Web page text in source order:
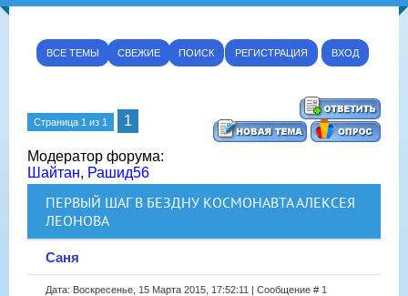
ВСЕ ТЕМЫ СВЕЖИЕ ПОИСК РЕГИСТРАЦИЯ ВХОД
Страница 1 из 1 1
Модератор форума:
Шайтан, Рашид56
ПЕРВЫЙ ШАГ В БЕЗДНУ КОСМОНАВТА АЛЕКСЕЯ
ЛЕОНОВА
Саня
Дата: Воскресенье, 15 Марта 2015, 17:52:11 | Сообщение # 1